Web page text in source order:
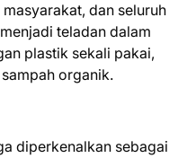
dan seluruh
teladan dalam
plastik sekali pakai,
organik.
diperkenalkan sebagai